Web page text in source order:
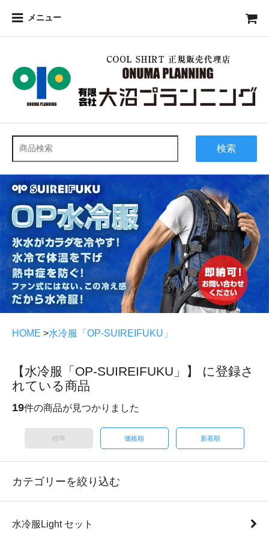
メニュー
検索
HOME >水冷服「OP-SUIREIFUKU」
【水冷服「OP-SUIREIFUKU」】 に登録さ
れている商品
19件の商品が見つかりました
標準 価格順 新着順
カテゴリーを絞り込む
水冷服Light セット